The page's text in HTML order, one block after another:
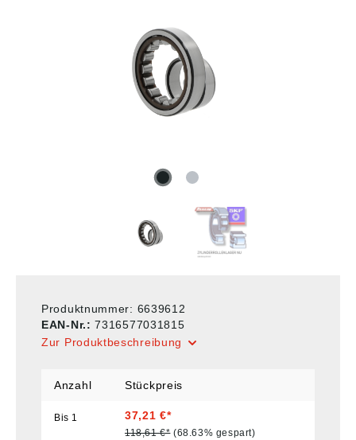
Produktnummer: 6639612
EAN-Nr.:7316577031815
Zur Produktbeschreibung
Anzahl Stückpreis
Bis 1 37,21 €*
118,61 €* (68.63% gespart)